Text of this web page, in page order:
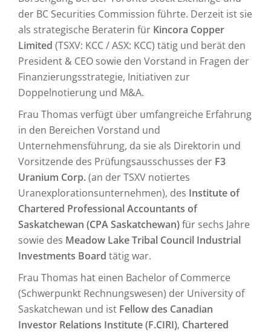
der BC Securities Commission führte. Derzeit ist sie
als strategische Beraterin für Kincora Copper
Limited (TSXV: KCC / ASX: KCC) tätig und berät den
President & CEO sowie den Vorstand in Fragen der
Finanzierungsstrategie, Initiativen zur
Doppelnotierung und M&A.
Frau Thomas verfügt über umfangreiche Erfahrung
in den Bereichen Vorstand und
Unternehmensführung, da sie als Direktorin und
Vorsitzende des Prüfungsausschusses der F3
Uranium Corp.(an der TSXV notiertes
Uranexplorationsunternehmen), des Institute of
Chartered Professional Accountants of
Saskatchewan (CPA Saskatchewan)für sechs Jahre
sowie des Meadow Lake Tribal Council Industrial
Investments Board tätig war.
Frau Thomas hat einen Bachelor of Commerce
(Schwerpunkt Rechnungswesen) der University of
Saskatchewan und ist Fellow des Canadian
Investor Relations Institute (F.CIRI), Chartered